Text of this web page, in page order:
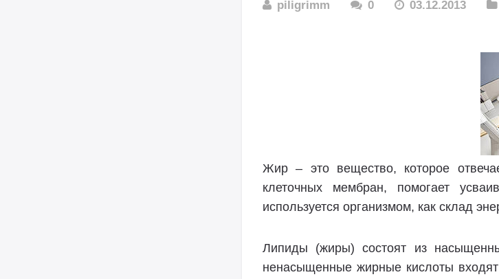
piligrimm 0 03.12.2013
Жир – это вещество, которое
клеточных мембран, помогает
используется организмом, как склад
Липиды (жиры) состоят из
ненасыщенные жирные кислоты